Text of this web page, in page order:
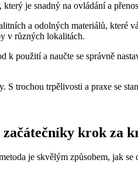
je snadný na ovládání a
a odolných materiálů, které‌
v různých lokalitách.
k⁤ použití a naučte se správně
trochou trpělivosti⁤ a praxe se
krok za
je‌ skvělým způsobem, jak​